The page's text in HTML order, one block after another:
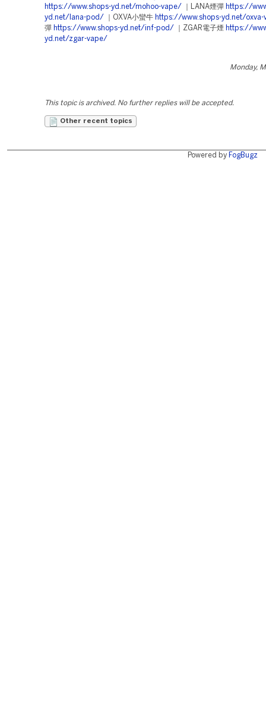
https://www.shops-yd.net/mohoo-vape/ ｜LANA煙彈 https://
yd.net/lana-pod/ ｜OXVA小蠻牛 https://www.shops-yd.net/
彈 https://www.shops-yd.net/inf-pod/ ｜ZGAR電子煙 https://
yd.net/zgar-vape/
Monday,
This topic is archived. No further replies will be accepted.
Other recent topics
Powered by FogBugz